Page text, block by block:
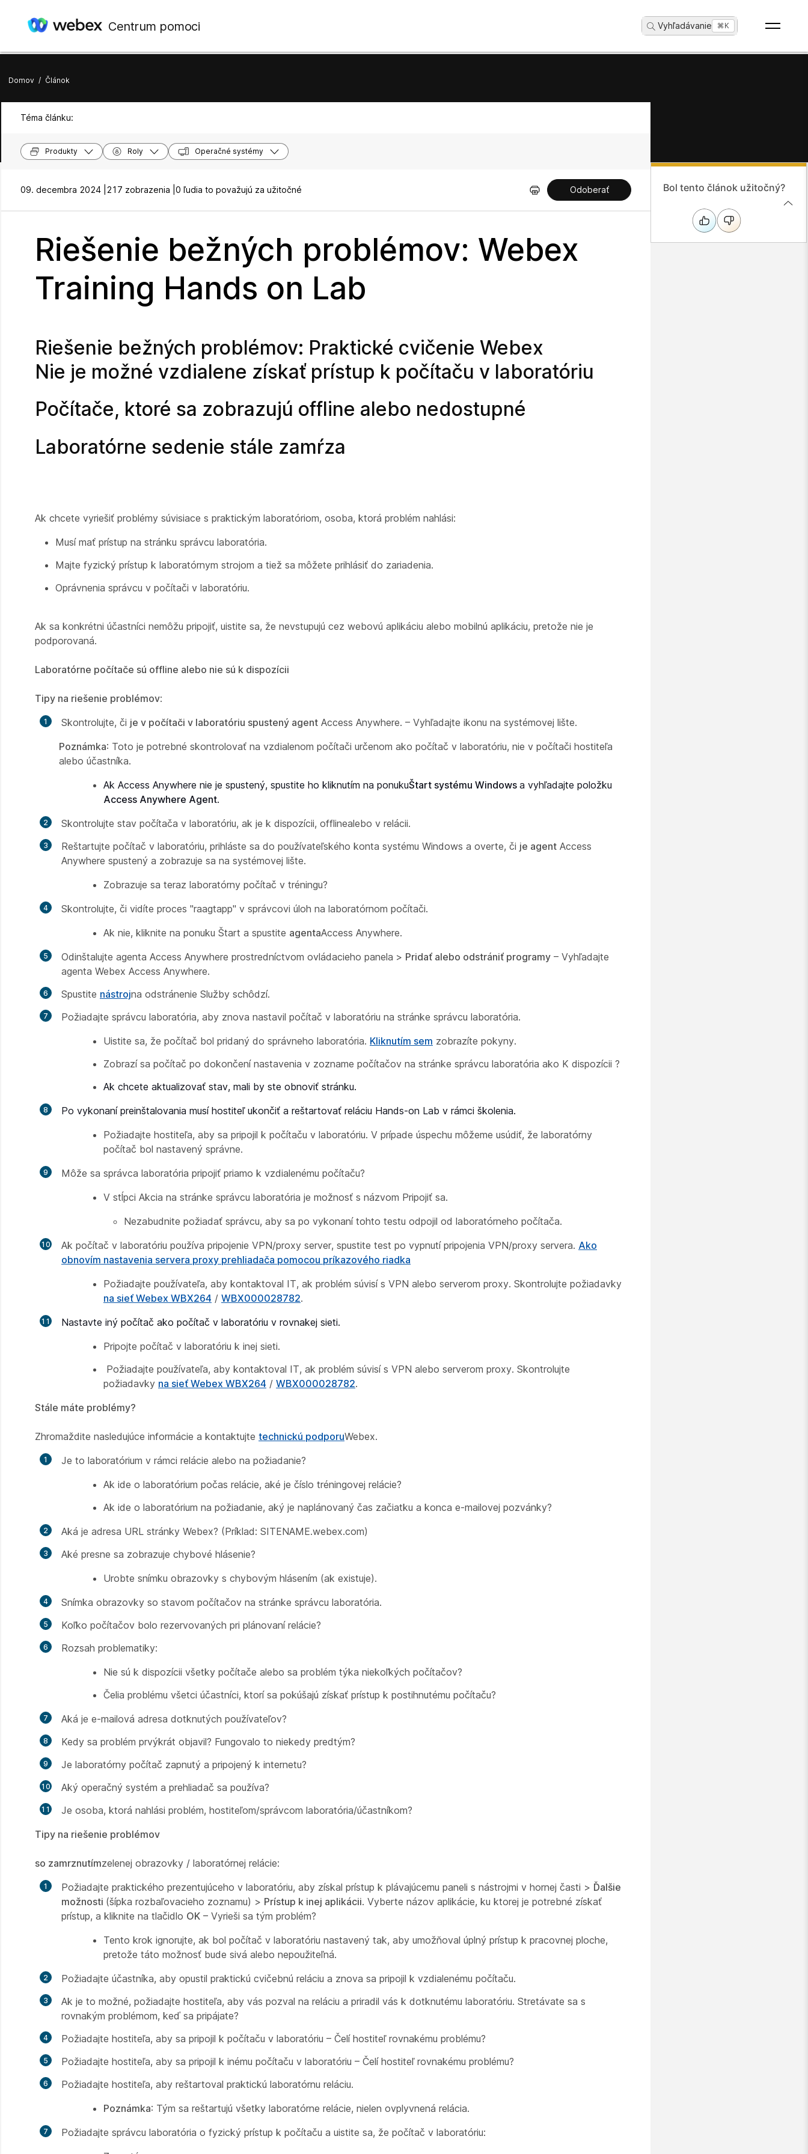
Centrum pomoci Vyhľadávanie ...⌘K
Domov / Článok
Téma článku:
Produkty Roly Operačné systémy
09. decembra 2024 | 217 zobrazenia | 0 ľudia to považujú za užitočné Odoberať
Riešenie bežných problémov: Webex
Training Hands on Lab
Riešenie bežných problémov: Praktické cvičenie Webex
Nie je možné vzdialene získať prístup k počítaču v laboratóriu
Počítače, ktoré sa zobrazujú offline alebo nedostupné
Laboratórne sedenie stále zamŕza
Ak chcete vyriešiť problémy súvisiace s praktickým laboratóriom, osoba, ktorá problém nahlási:
Musí mať prístup na stránku správcu laboratória.
Majte fyzický prístup k laboratórnym strojom a tiež sa môžete prihlásiť do zariadenia.
Oprávnenia správcu v počítači v laboratóriu.
Ak sa konkrétni účastníci nemôžu pripojiť, uistite sa, že nevstupujú cez webovú aplikáciu alebo mobilnú aplikáciu, pretože nie je
podporovaná.
Laboratórne počítače sú offline alebo nie sú k dispozícii
Tipy na riešenie problémov:
Skontrolujte, či je v počítači v laboratóriu spustený agent Access Anywhere. – Vyhľadajte ikonu na systémovej lište.
Poznámka: Toto je potrebné skontrolovať na vzdialenom počítači určenom ako počítač v laboratóriu, nie v počítači hostiteľa
alebo účastníka.
Ak Access Anywhere nie je spustený, spustite ho kliknutím na ponukuŠtart systému Windows a vyhľadajte položku
Access Anywhere Agent.
Skontrolujte stav počítača v laboratóriu, ak je k dispozícii, offlinealebo v relácii.
Reštartujte počítač v laboratóriu, prihláste sa do používateľského konta systému Windows a overte, či je agent Access
Anywhere spustený a zobrazuje sa na systémovej lište.
Zobrazuje sa teraz laboratórny počítač v tréningu?
Skontrolujte, či vidíte proces "raagtapp" v správcovi úloh na laboratórnom počítači.
Ak nie, kliknite na ponuku Štart a spustite agentaAccess Anywhere.
Odinštalujte agenta Access Anywhere prostredníctvom ovládacieho panela > Pridať alebo odstrániť programy – Vyhľadajte
agenta Webex Access Anywhere.
Spustite nástrojna odstránenie Služby schôdzí.
Požiadajte správcu laboratória, aby znova nastavil počítač v laboratóriu na stránke správcu laboratória.
Uistite sa, že počítač bol pridaný do správneho laboratória. Kliknutím sem zobrazíte pokyny.
Zobrazí sa počítač po dokončení nastavenia v zozname počítačov na stránke správcu laboratória ako K dispozícii ?
Ak chcete aktualizovať stav, mali by ste obnoviť stránku.
Po vykonaní preinštalovania musí hostiteľ ukončiť a reštartovať reláciu Hands-on Lab v rámci školenia.
Požiadajte hostiteľa, aby sa pripojil k počítaču v laboratóriu. V prípade úspechu môžeme usúdiť, že laboratórny
počítač bol nastavený správne.
Môže sa správca laboratória pripojiť priamo k vzdialenému počítaču?
V stĺpci Akcia na stránke správcu laboratória je možnosť s názvom Pripojiť sa.
Nezabudnite požiadať správcu, aby sa po vykonaní tohto testu odpojil od laboratórneho počítača.
Ak počítač v laboratóriu používa pripojenie VPN/proxy server, spustite test po vypnutí pripojenia VPN/proxy servera. Ako
obnovím nastavenia servera proxy prehliadača pomocou príkazového riadka
Požiadajte používateľa, aby kontaktoval IT, ak problém súvisí s VPN alebo serverom proxy. Skontrolujte požiadavky
na sieť Webex WBX264 / WBX000028782.
Nastavte iný počítač ako počítač v laboratóriu v rovnakej sieti.
Pripojte počítač v laboratóriu k inej sieti.
Požiadajte používateľa, aby kontaktoval IT, ak problém súvisí s VPN alebo serverom proxy. Skontrolujte
požiadavky na sieť Webex WBX264 / WBX000028782.
Stále máte problémy?
Zhromaždite nasledujúce informácie a kontaktujte technickú podporuWebex.
Je to laboratórium v rámci relácie alebo na požiadanie?
Ak ide o laboratórium počas relácie, aké je číslo tréningovej relácie?
Ak ide o laboratórium na požiadanie, aký je naplánovaný čas začiatku a konca e-mailovej pozvánky?
Aká je adresa URL stránky Webex? (Príklad: SITENAME.webex.com)
Aké presne sa zobrazuje chybové hlásenie?
Urobte snímku obrazovky s chybovým hlásením (ak existuje).
Snímka obrazovky so stavom počítačov na stránke správcu laboratória.
Koľko počítačov bolo rezervovaných pri plánovaní relácie?
Rozsah problematiky:
Nie sú k dispozícii všetky počítače alebo sa problém týka niekoľkých počítačov?
Čelia problému všetci účastníci, ktorí sa pokúšajú získať prístup k postihnutému počítaču?
Aká je e-mailová adresa dotknutých používateľov?
Kedy sa problém prvýkrát objavil? Fungovalo to niekedy predtým?
Je laboratórny počítač zapnutý a pripojený k internetu?
Aký operačný systém a prehliadač sa používa?
Je osoba, ktorá nahlási problém, hostiteľom/správcom laboratória/účastníkom?
Tipy na riešenie problémov
so zamrznutímzelenej obrazovky / laboratórnej relácie:
Požiadajte praktického prezentujúceho v laboratóriu, aby získal prístup k plávajúcemu paneli s nástrojmi v hornej časti > Ďalšie
možnosti (šípka rozbaľovacieho zoznamu) > Prístup k inej aplikácii. Vyberte názov aplikácie, ku ktorej je potrebné získať
prístup, a kliknite na tlačidlo OK – Vyrieši sa tým problém?
Tento krok ignorujte, ak bol počítač v laboratóriu nastavený tak, aby umožňoval úplný prístup k pracovnej ploche,
pretože táto možnosť bude sivá alebo nepoužiteľná.
Požiadajte účastníka, aby opustil praktickú cvičebnú reláciu a znova sa pripojil k vzdialenému počítaču.
Ak je to možné, požiadajte hostiteľa, aby vás pozval na reláciu a priradil vás k dotknutému laboratóriu. Stretávate sa s
rovnakým problémom, keď sa pripájate?
Požiadajte hostiteľa, aby sa pripojil k počítaču v laboratóriu – Čelí hostiteľ rovnakému problému?
Požiadajte hostiteľa, aby sa pripojil k inému počítaču v laboratóriu – Čelí hostiteľ rovnakému problému?
Požiadajte hostiteľa, aby reštartoval praktickú laboratórnu reláciu.
Poznámka: Tým sa reštartujú všetky laboratórne relácie, nielen ovplyvnená relácia.
Požiadajte správcu laboratória o fyzický prístup k počítaču a uistite sa, že počítač v laboratóriu:
Bol tento článok užitočný?